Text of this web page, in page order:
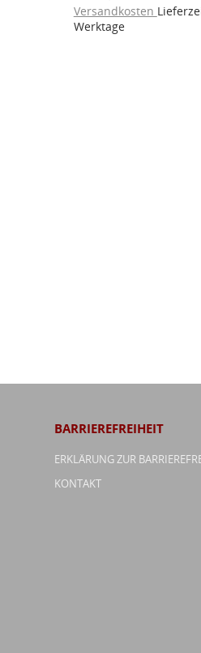
Versandkosten
Werktage
BARRIEREFREIHEIT
ERKLÄRUNG ZUR
KONTAKT